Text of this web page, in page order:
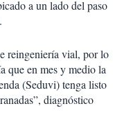
a un lado del paso
reingeniería vial, por lo
que en mes y medio la
(Seduvi) tenga listo
diagnóstico